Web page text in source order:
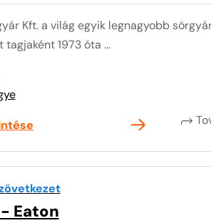
Kft. a világ egyik legnagyobb
1973 óta ...
Eaton